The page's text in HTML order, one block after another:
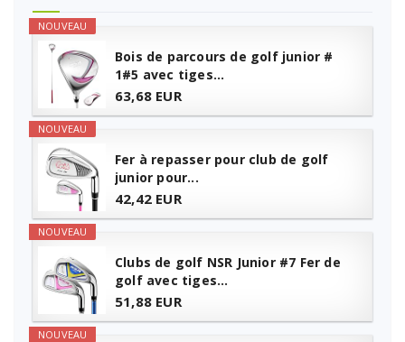
NOUVEAU
Bois de parcours de golf junior #
1#5 avec tiges...
63,68 EUR
NOUVEAU
Fer à repasser pour club de golf
junior pour...
42,42 EUR
NOUVEAU
Clubs de golf NSR Junior #7 Fer de
golf avec tiges...
51,88 EUR
NOUVEAU